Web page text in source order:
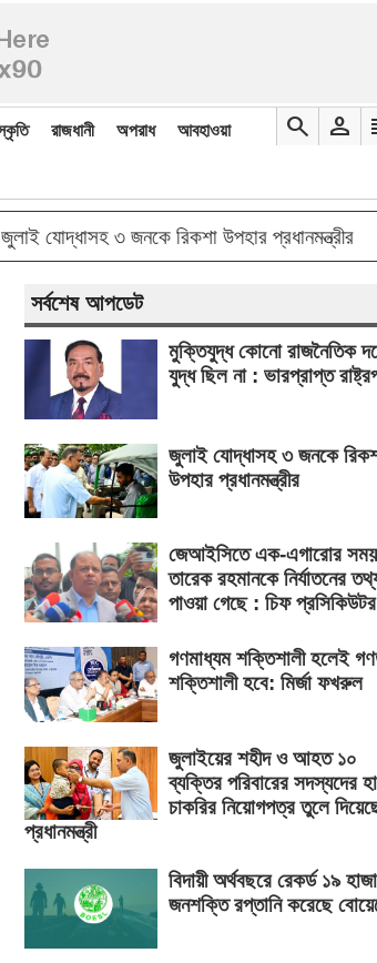
রাজধানী অপরাধ আবহাওয়া search person
৩ জনকে রিকশা উপহার প্রধানমন্ত্রীর double_arrow
সর্বশেষ আপডেট
মুক্তিযুদ্ধ কোনো রাজনৈতিক
যুদ্ধ ছিল না : ভারপ্রাপ্ত
জুলাই যোদ্ধাসহ ৩ জনকে
উপহার প্রধানমন্ত্রীর
জেআইসিতে এক-এগারোর সময়
তারেক রহমানকে নির্যাতনের
পাওয়া গেছে : চিফ প্রসিকিউটর
গণমাধ্যম শক্তিশালী হলেই
শক্তিশালী হবে: মির্জা ফখরুল
জুলাইয়ের শহীদ ও আহত ১০
ব্যক্তির পরিবারের সদস্যদের
চাকরির নিয়োগপত্র তুলে
প্রধানমন্ত্রী
বিদায়ী অর্থবছরে রেকর্ড ১৯
জনশক্তি রপ্তানি করেছে